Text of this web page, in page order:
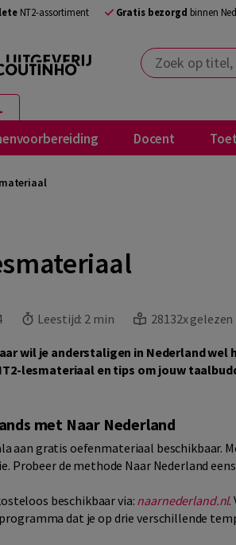
NT2-assortiment Gratis bezorgd binnen
Zoek op titel,
Docent
Leestijd: 2 min 28132x gelezen
wil je anderstaligen in Nederland wel
lesmateriaal en tips om jouw
met Naar Nederland
aan gratis oefenmateriaal beschikbaar.
Probeer de methode Naar Nederland
beschikbaar via: naarnederland.nl.
dat je op drie verschillende